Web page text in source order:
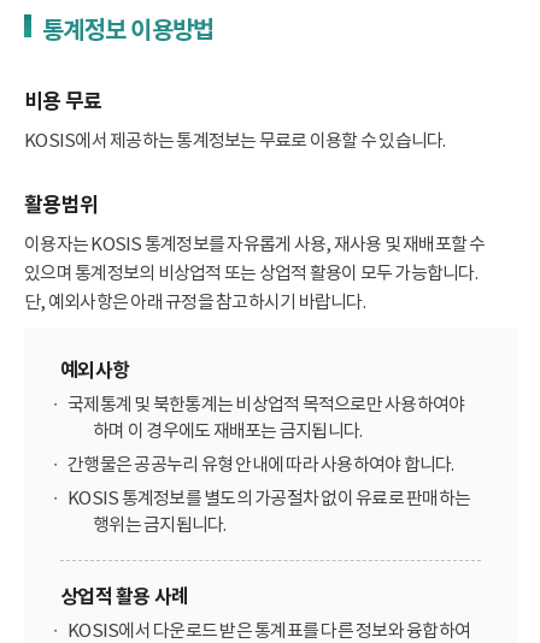
통계정보 이용방법
비용 무료
KOSIS에서 제공하는 통계정보는 무료로 이용할 수 있습니다.
활용범위
이용자는 KOSIS 통계정보를 자유롭게 사용, 재사용 및 재배포할 수
있으며 통계정보의 비상업적 또는 상업적 활용이 모두 가능합니다.
단, 예외사항은 아래 규정을 참고하시기 바랍니다.
예외사항
국제통계 및 북한통계는 비상업적 목적으로만 사용하여야
하며 이 경우에도 재배포는 금지됩니다.
간행물은 공공누리 유형 안내에 따라 사용하여야 합니다.
KOSIS 통계정보를 별도의 가공절차 없이 유료로 판매하는
행위는 금지됩니다.
상업적 활용 사례
KOSIS에서 다운로드 받은 통계표를 다른 정보와 융합하여